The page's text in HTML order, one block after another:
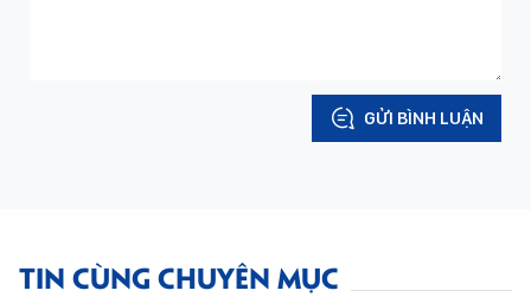
GỬI BÌNH LUẬN
TIN CÙNG CHUYÊN MỤC